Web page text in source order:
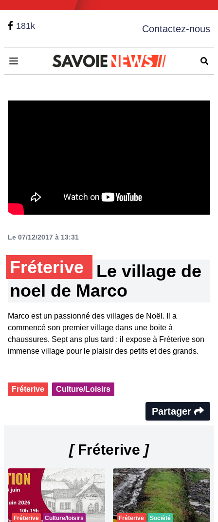
181k Contactez-nous
Open main menu
Le 07/12/2017 à 13:31
Fréterive
Le village de
noel de Marco
Marco est un passionné des villages de Noël. Il a
commencé son premier village dans une boite à
chaussures. Sept ans plus tard : il expose à Fréterive son
immense village pour le plaisir des petits et des grands.
Fréterive Culture/Loisirs
Partager
[Fréterive ]
Fréterive Culture/loisirs Fréterive Société